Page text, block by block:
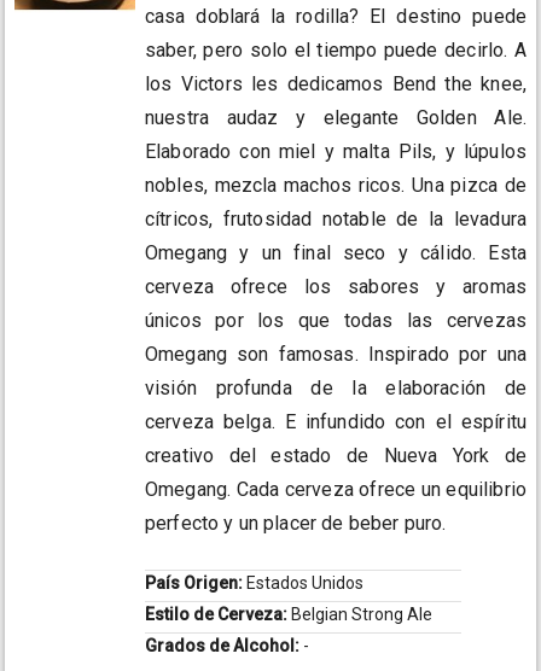
casa doblará la rodilla? El destino puede
saber, pero solo el tiempo puede decirlo. A
los Victors les dedicamos Bend the knee,
nuestra audaz y elegante Golden Ale.
Elaborado con miel y malta Pils, y lúpulos
nobles, mezcla machos ricos. Una pizca de
cítricos, frutosidad notable de la levadura
Omegang y un final seco y cálido. Esta
cerveza ofrece los sabores y aromas
únicos por los que todas las cervezas
Omegang son famosas. Inspirado por una
visión profunda de la elaboración de
cerveza belga. E infundido con el espíritu
creativo del estado de Nueva York de
Omegang. Cada cerveza ofrece un equilibrio
perfecto y un placer de beber puro.
País Origen: Estados Unidos
Estilo de Cerveza: Belgian Strong Ale
Grados de Alcohol: -